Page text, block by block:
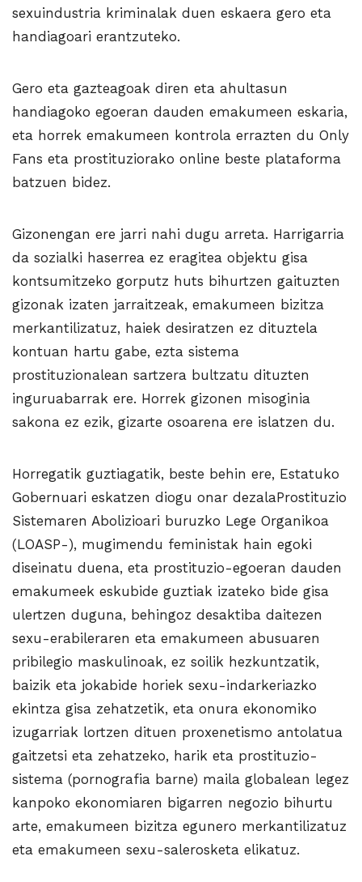
sexuindustria kriminalak duen eskaera gero eta
handiagoari erantzuteko.
Gero eta gazteagoak diren eta ahultasun
handiagoko egoeran dauden emakumeen eskaria,
eta horrek emakumeen kontrola errazten du Only
Fans eta prostituziorako online beste plataforma
batzuen bidez.
Gizonengan ere jarri nahi dugu arreta. Harrigarria
da sozialki haserrea ez eragitea objektu gisa
kontsumitzeko gorputz huts bihurtzen gaituzten
gizonak izaten jarraitzeak, emakumeen bizitza
merkantilizatuz, haiek desiratzen ez dituztela
kontuan hartu gabe, ezta sistema
prostituzionalean sartzera bultzatu dituzten
inguruabarrak ere. Horrek gizonen misoginia
sakona ez ezik, gizarte osoarena ere islatzen du.
Horregatik guztiagatik, beste behin ere, Estatuko
Gobernuari eskatzen diogu onar dezalaProstituzio
Sistemaren Abolizioari buruzko Lege Organikoa
(LOASP-), mugimendu feministak hain egoki
diseinatu duena, eta prostituzio-egoeran dauden
emakumeek eskubide guztiak izateko bide gisa
ulertzen duguna, behingoz desaktiba daitezen
sexu-erabileraren eta emakumeen abusuaren
pribilegio maskulinoak, ez soilik hezkuntzatik,
baizik eta jokabide horiek sexu-indarkeriazko
ekintza gisa zehatzetik, eta onura ekonomiko
izugarriak lortzen dituen proxenetismo antolatua
gaitzetsi eta zehatzeko, harik eta prostituzio-
sistema (pornografia barne) maila globalean legez
kanpoko ekonomiaren bigarren negozio bihurtu
arte, emakumeen bizitza egunero merkantilizatuz
eta emakumeen sexu-salerosketa elikatuz.